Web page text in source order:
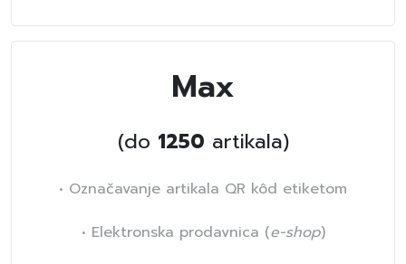
Max
(do 1250 artikala)
• Označavanje artikala QR kôd etiketom
• Elektronska prodavnica (e-shop)